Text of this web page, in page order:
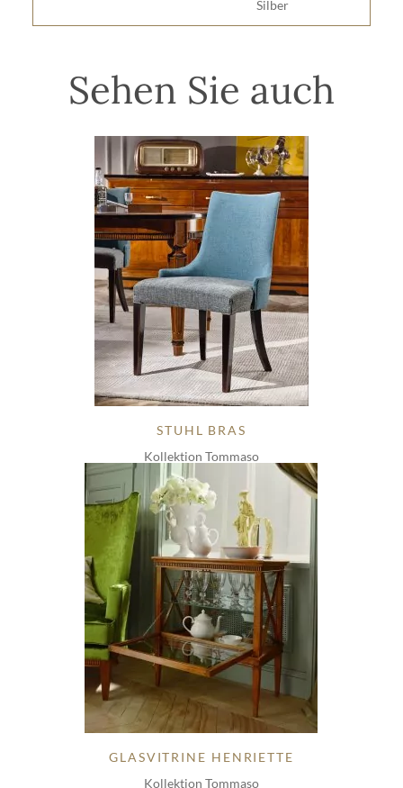
Silber
Sehen Sie auch
STUHL BRAS
Kollektion Tommaso
GLASVITRINE HENRIETTE
Kollektion Tommaso